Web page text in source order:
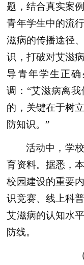
题，结合真实案
青年学生中的流
滋病的传播途径
识，打破对艾滋
导青年学生正
调：“艾滋病离
的，关键在于树
防知识。”
活动中，学
育资料。据悉，
校园建设的重要
识竞赛、线上科
艾滋病的认知水
防线。